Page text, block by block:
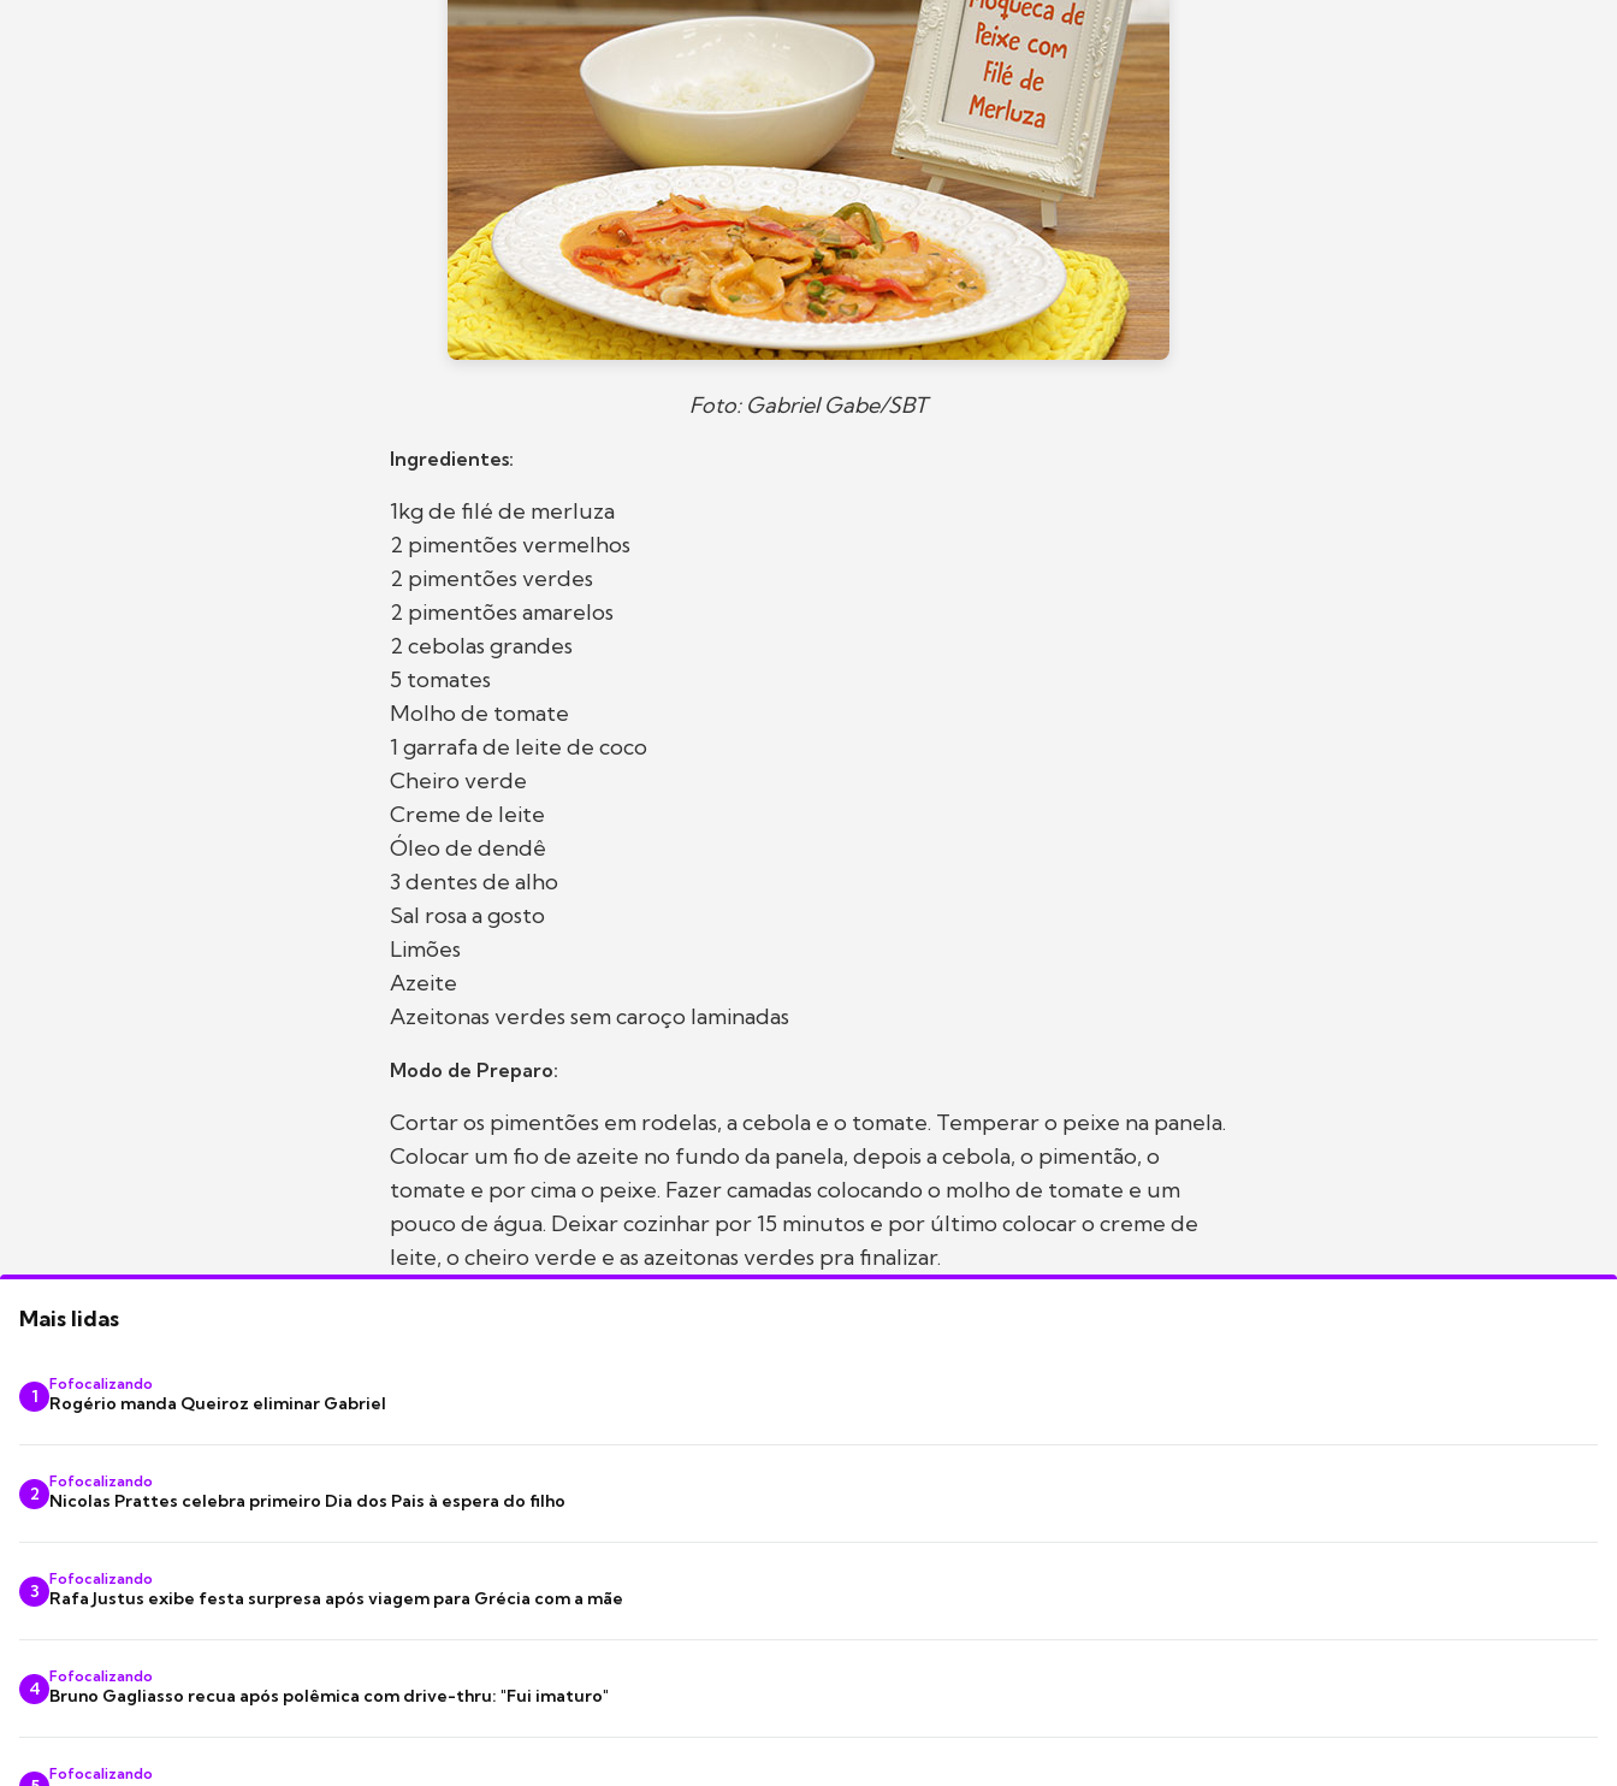
Foto: Gabriel Gabe/SBT
Ingredientes:
1kg de filé de merluza
2 pimentões vermelhos
2 pimentões verdes
2 pimentões amarelos
2 cebolas grandes
5 tomates
Molho de tomate
1 garrafa de leite de coco
Cheiro verde
Creme de leite
Óleo de dendê
3 dentes de alho
Sal rosa a gosto
Limões
Azeite
Azeitonas verdes sem caroço laminadas
Modo de Preparo:
Cortar os pimentões em rodelas, a cebola e o tomate. Temperar o peixe na panela.
Colocar um fio de azeite no fundo da panela, depois a cebola, o pimentão, o
tomate e por cima o peixe. Fazer camadas colocando o molho de tomate e um
pouco de água. Deixar cozinhar por 15 minutos e por último colocar o creme de
leite, o cheiro verde e as azeitonas verdes pra finalizar.
Mais lidas
1
Fofocalizando
Rogério manda Queiroz eliminar Gabriel
2
Fofocalizando
Nicolas Prattes celebra primeiro Dia dos Pais à espera do filho
3
Fofocalizando
Rafa Justus exibe festa surpresa após viagem para Grécia com a mãe
4
Fofocalizando
Bruno Gagliasso recua após polêmica com drive-thru: "Fui imaturo"
Fofocalizando